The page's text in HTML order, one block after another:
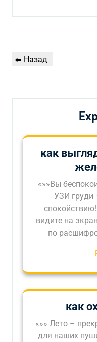
по
Предыдущая
Назад
как
«»»Вы
УЗИ груди
видите на
по
как
«»» Лето –
для наших